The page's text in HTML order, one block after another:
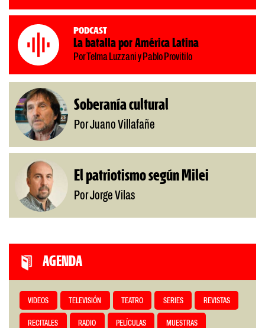
Podcast
La batalla por América Latina
Por Telma Luzzani y Pablo Provitilo
Soberanía cultural
Por Juano Villafañe
El patriotismo según Milei
Por Jorge Vilas
AGENDA
VIDEOS TELEVISIÓN TEATRO SERIES REVISTAS
RECITALES RADIO PELÍCULAS MUESTRAS